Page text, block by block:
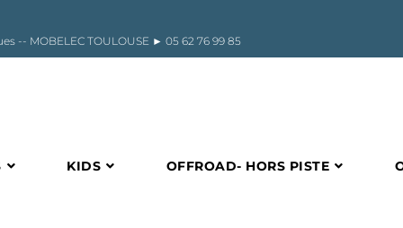
-- MOBELEC TOULOUSE ► 05 62 76 99 85
KIDS OFFROAD- HORS PISTE